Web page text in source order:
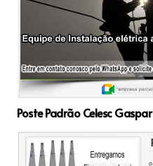
Poste Padrão Celesc Gaspar